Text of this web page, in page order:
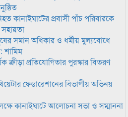
কানাইঘাটের প্রবাসী পাঁচ পরিবারকে
সমান অধিকার ও ধর্মীয় মুল্যবোধে
শামিম
ক্রীড়া প্রতিযোগিতার পুরস্কার বিতরণ
ফেডারেশানের বিভাগীয় অভিনয়
কানাইঘাটে আলোচনা সভা ও সম্মাননা